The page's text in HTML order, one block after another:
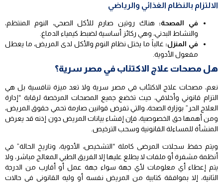
الالتزام بالنظام الغذائي والرياضي
في المصحة: هناك روتين صارم للأكل الصحي، النوم المنتظم،
والنشاط البدني، وهي ركائز أساسية لضبط كيمياء الدماغ.
في المنزل: غالباً ما يختل نظام النوم والأكل لدى المريض، ما يعطل
مفعول الأدوية.
هل مصحات علاج الاكتئاب في مصر سرية؟
نعم، مصحات علاج الاكتئاب في مصر سرية ولا تعد ميزة تنافسية بل هي
التزام قانوني وأخلاقي، حيث تخضع جميع المصحات المرخصة لرقابة “إدارة
العلاج الحر” بوزارة الصحة، والتي تفرض قوانين صارمة تحمي حقوق المريض،
ومن أهمها حق الخصوصية، فإن إفشاء بيانات المريض دون إذنه قد يعرض
المنشأة للمساءلة القانونية وسحب الترخيص.
ويتم حفظ سجلات المرضى كاملة “التشخيص، الأدوية، وتاريخ الحالة” في
أنظمة مشفرة أو ملفات لا يطلع عليها إلا الفريق الطبي المعالج مباشر، ولا
يتم إعطاء أي معلومات لأي جهة سواء جهة عمل أو أقارب من الدرجة
الثانية، إلا بموافقة كتابية من المريض نفسه أو وليه القانوني في حالات